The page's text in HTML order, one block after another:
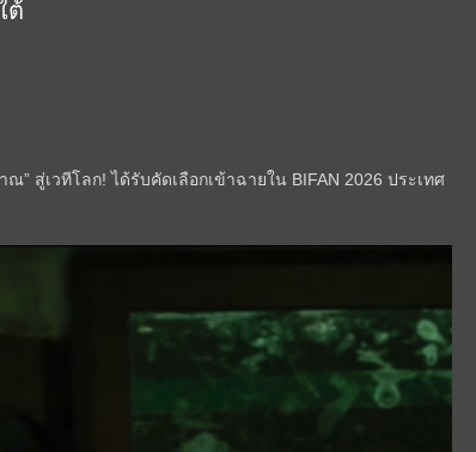
ต้
สู่เวทีโลก! ได้รับคัดเลือกเข้าฉายใน BIFAN 2026 ประเทศ